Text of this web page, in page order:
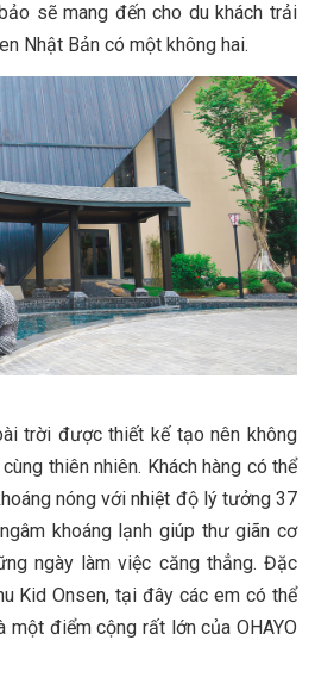
sẽ mang đến cho du khách trải
Nhật Bản có một không hai.
trời được thiết kế tạo nên không
thiên nhiên. Khách hàng có thể
nóng với nhiệt độ lý tưởng 37
khoáng lạnh giúp thư giãn cơ
ngày làm việc căng thẳng. Đặc
Kid Onsen, tại đây các em có thể
một điểm cộng rất lớn của OHAYO